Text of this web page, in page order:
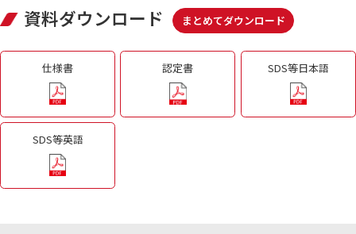
資料ダウンロード まとめてダウンロード
仕様書 認定書 SDS等日本語
SDS等英語